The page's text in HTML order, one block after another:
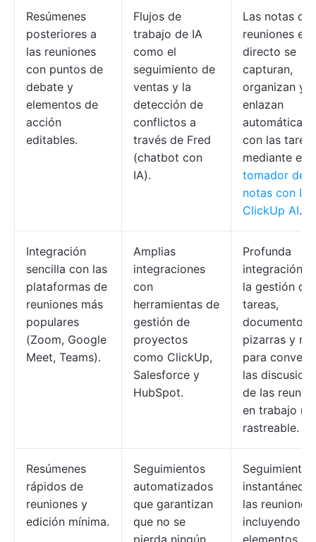
Resúmenes
posteriores a
las reuniones
con puntos de
debate y
elementos de
acción
editables.
Flujos de
trabajo de IA
como el
seguimiento de
ventas y la
detección de
conflictos a
través de Fred
(chatbot con
IA).
Las notas de
reuniones en
directo se
capturan,
organizan y
enlazan
con las
mediante el
tomador de
notas con IA
ClickUp AI.
Integración
sencilla con las
plataformas de
reuniones más
populares
(Zoom, Google
Meet, Teams).
Amplias
integraciones
con
herramientas de
gestión de
proyectos
como ClickUp,
Salesforce y
HubSpot.
Profunda
integración
la gestión de
tareas,
documentos,
pizarras y
para
las
de las
en trabajo
rastreable.
Resúmenes
rápidos de
reuniones y
edición mínima.
Seguimientos
automatizados
que garantizan
que no se
pierda ningún
Seguimiento
instantáneo
las reuniones,
incluyendo
elementos